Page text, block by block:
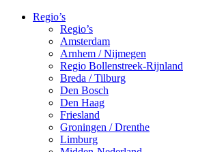
Regio’s
Regio’s
Amsterdam
Arnhem / Nijmegen
Regio Bollenstreek-Rijnland
Breda / Tilburg
Den Bosch
Den Haag
Friesland
Groningen / Drenthe
Limburg